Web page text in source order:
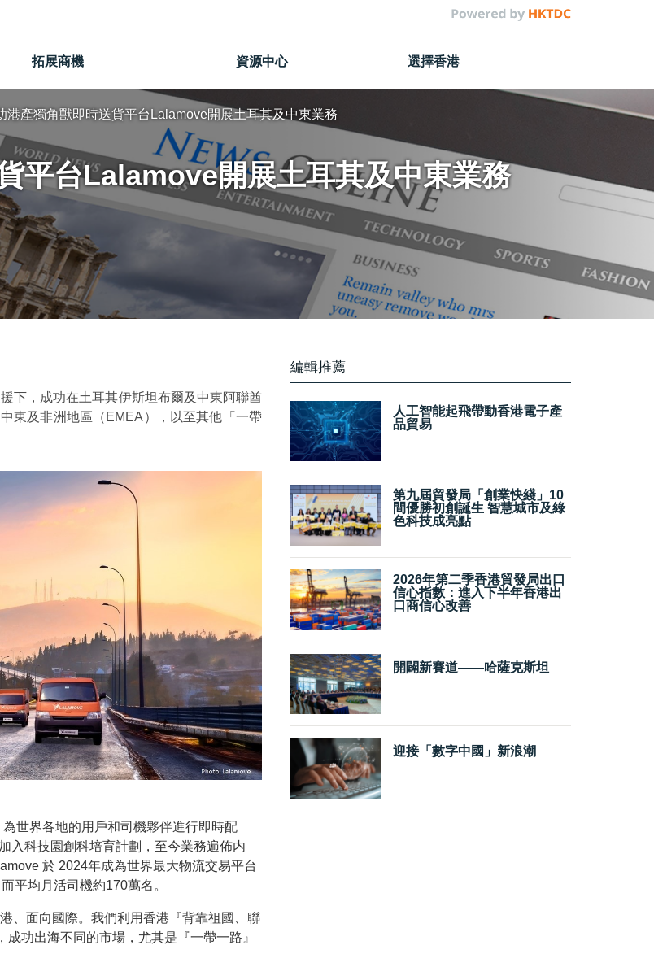
拓展商機 資源中心 選擇香港
港產獨角獸即時送貨平台Lalamove開展土耳其及中東業務
平台Lalamove開展土耳其及中東業務
下，成功在土耳其伊斯坦布爾及中東阿聯酋
東及非洲地區（EMEA），以至其他「一帶
世界各地的用戶和司機夥伴進行即時配
入科技園創科培育計劃，至今業務遍佈内
於 2024年成為世界最大物流交易平台
平均月活司機約170萬名。
、面向國際。我們利用香港『背靠祖國、聯
功出海不同的市場，尤其是『一帶一路』
編輯推薦
人工智能起飛帶動香港電子產
品貿易
第九屆貿發局「創業快綫」10
間優勝初創誕生 智慧城市及綠
色科技成亮點
2026年第二季香港貿發局出口
信心指數：進入下半年香港出
口商信心改善
開闢新賽道——哈薩克斯坦
迎接「數字中國」新浪潮